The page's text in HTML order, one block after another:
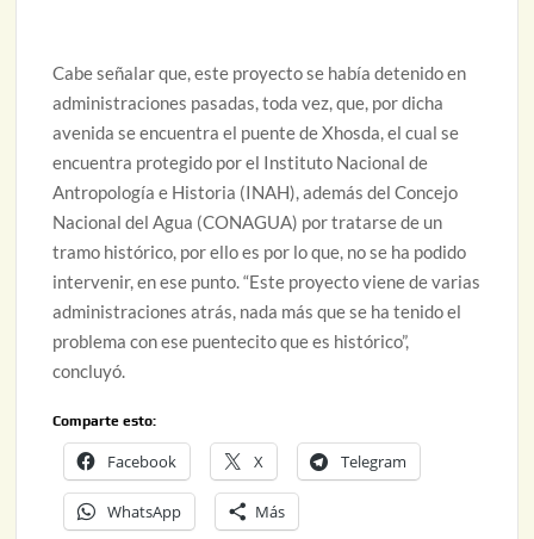
Cabe señalar que, este proyecto se había detenido en
administraciones pasadas, toda vez, que, por dicha
avenida se encuentra el puente de Xhosda, el cual se
encuentra protegido por el Instituto Nacional de
Antropología e Historia (INAH), además del Concejo
Nacional del Agua (CONAGUA) por tratarse de un
tramo histórico, por ello es por lo que, no se ha podido
intervenir, en ese punto. “Este proyecto viene de varias
administraciones atrás, nada más que se ha tenido el
problema con ese puentecito que es histórico”,
concluyó.
Comparte esto:
Facebook X Telegram
WhatsApp Más